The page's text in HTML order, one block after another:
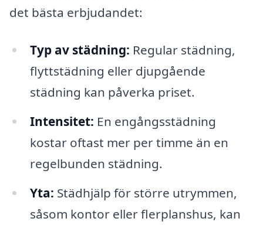
det bästa erbjudandet:
Typ av städning: Regular städning,
flyttstädning eller djupgående
städning kan påverka priset.
Intensitet: En engångsstädning
kostar oftast mer per timme än en
regelbunden städning.
Yta: Städhjälp för större utrymmen,
såsom kontor eller flerplanshus, kan